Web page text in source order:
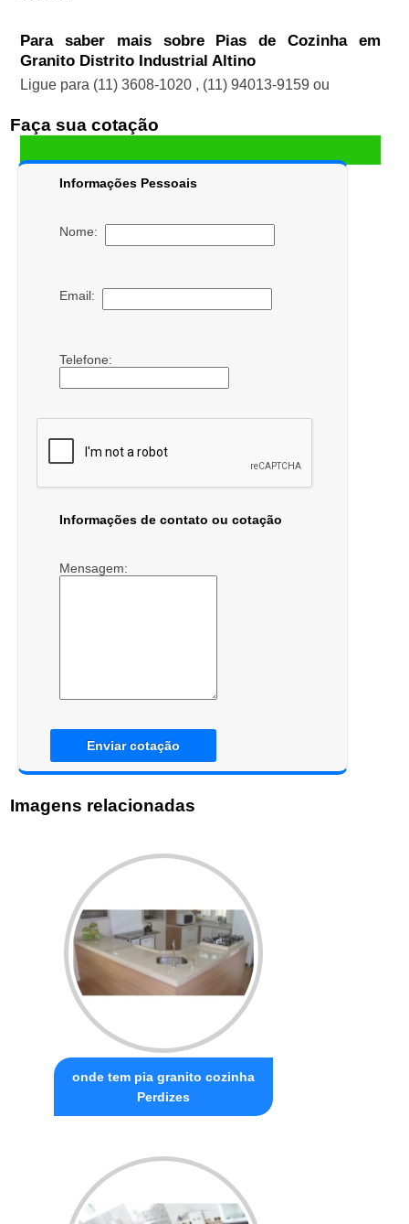
Para saber mais sobre Pias de Cozinha em
Granito Distrito Industrial Altino
Ligue para (11) 3608-1020 , (11) 94013-9159 ou
Faça sua cotação
Informações Pessoais
Nome:
Email:
Telefone:
Informações de contato ou cotação
Mensagem:
Enviar cotação
Imagens relacionadas
onde tem pia granito cozinha
Perdizes